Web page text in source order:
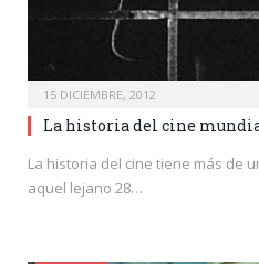
15 DICIEMBRE, 2012
La historia del cine
La historia del cine tiene más de
aquel lejano 28…